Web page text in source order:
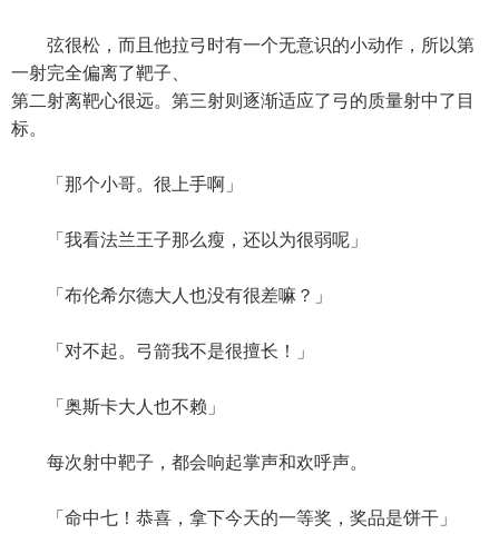
弦很松，而且他拉弓时有一个无意识的小动作，所以第
一射完全偏离了靶子、
第二射离靶心很远。第三射则逐渐适应了弓的质量射中了目
标。
「那个小哥。很上手啊」
「我看法兰王子那么瘦，还以为很弱呢」
「布伦希尔德大人也没有很差嘛？」
「对不起。弓箭我不是很擅长！」
「奥斯卡大人也不赖」
每次射中靶子，都会响起掌声和欢呼声。
「命中七！恭喜，拿下今天的一等奖，奖品是饼干」